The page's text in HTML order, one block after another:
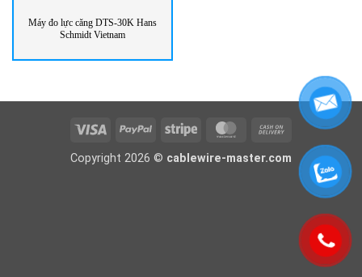
Máy đo lực căng DTS-30K Hans
Schmidt Vietnam
Visa PayPal Stripe MasterCardCash
Delivery
Copyright 2026 © cablewire-master.com